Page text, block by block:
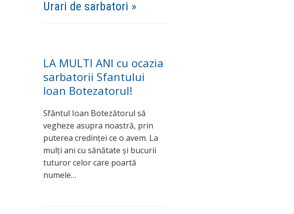
Urari de sarbatori »
LA MULTI ANI cu ocazia
sarbatorii Sfantului
Ioan Botezatorul!
Sfântul Ioan Botezătorul să
vegheze asupra noastră, prin
puterea credinței ce o avem. La
mulți ani cu sănătate și bucurii
tuturor celor care poartă
numele…